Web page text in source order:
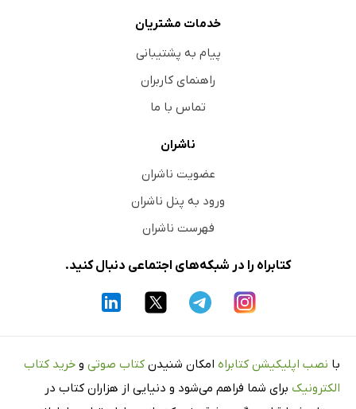
خدمات مشتریان
پیام به پشتیبانی
راهنمای کاربران
تماس با ما
ناشران
عضویت ناشران
ورود به پنل ناشران
فهرست ناشران
کتابراه را در شبکه‌های اجتماعی دنبال کنید.
با نصب اپلیکیشن کتابراه امکان شنیدن کتاب صوتی و خرید کتاب
الکترونیک برای شما فراهم می‌شود و دنیایی از هزاران کتاب در